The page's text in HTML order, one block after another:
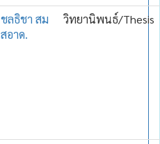
ชลธิชา สม
สอาด.
วิทยานิพนธ์/Thesis